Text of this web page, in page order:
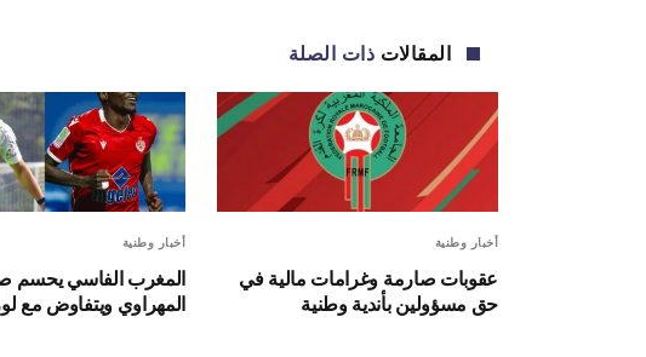
المقالات ذات الصلة
أخبار وطنية
عقوبات صارمة وغرامات مالية في
حق مسؤولين بأندية وطنية
أخبار وطنية
المغرب الفاسي يحسم
المهراوي ويتفاوض مع